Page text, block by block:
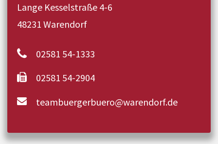
Lange Kesselstraße 4-6
48231 Warendorf
02581 54-1333
02581 54-2904
teambuergerbuero@warendorf.de